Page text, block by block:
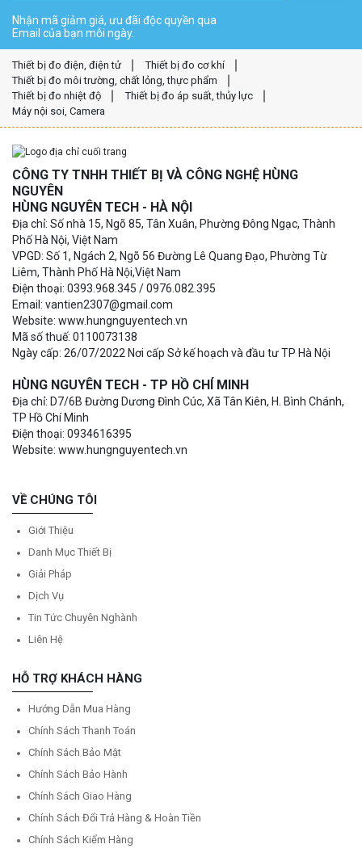
Nhận mã giảm giá, ưu đãi độc quyền qua
Email của bạn mỗi ngày.
Thiết bị đo điện, điện tử
Thiết bị đo cơ khí
Thiết bị đo môi trường, chất lỏng, thực phẩm
Thiết bị đo nhiệt độ
Thiết bị đo áp suất, thủy lực
Máy nội soi, Camera
CÔNG TY TNHH THIẾT BỊ VÀ CÔNG NGHỆ HÙNG
NGUYÊN
HÙNG NGUYÊN TECH - HÀ NỘI
Địa chỉ: Số nhà 15, Ngõ 85, Tân Xuân, Phường Đông Ngạc, Thành
Phố Hà Nội, Việt Nam
VPGD: Số 1, Ngách 2, Ngõ 56 Đường Lê Quang Đạo, Phường Từ
Liêm, Thành Phố Hà Nội,Việt Nam
Điện thoại: 0393.968.345 / 0976.082.395
Email: vantien2307@gmail.com
Website: www.hungnguyentech.vn
Mã số thuế: 0110073138
Ngày cấp: 26/07/2022 Nơi cấp Sở kế hoạch và đầu tư TP Hà Nội
HÙNG NGUYÊN TECH - TP HỒ CHÍ MINH
Địa chỉ: D7/6B Đường Dương Đình Cúc, Xã Tân Kiên, H. Bình Chánh,
TP Hồ Chí Minh
Điện thoại: 0934616395
Website: www.hungnguyentech.vn
VỀ CHÚNG TÔI
Giới Thiệu
Danh Mục Thiết Bị
Giải Pháp
Dịch Vụ
Tin Tức Chuyên Nghành
Liên Hệ
HỖ TRỢ KHÁCH HÀNG
Hướng Dẫn Mua Hàng
Chính Sách Thanh Toán
Chính Sách Bảo Mật
Chính Sách Bảo Hành
Chính Sách Giao Hàng
Chính Sách Đổi Trả Hàng & Hoàn Tiền
Chính Sách Kiểm Hàng